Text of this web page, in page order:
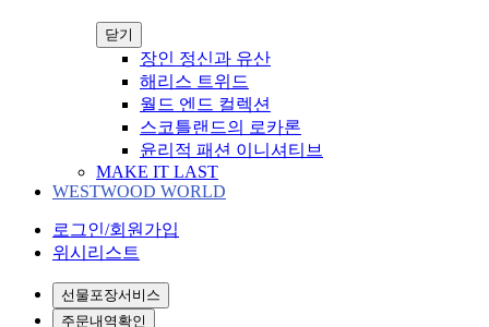
닫기
장인 정신과 유산
해리스 트위드
월드 엔드 컬렉션
스코틀랜드의 로카론
윤리적 패션 이니셔티브
MAKE IT LAST
WESTWOOD WORLD
로그인/회원가입
위시리스트
선물포장서비스
주문내역확인